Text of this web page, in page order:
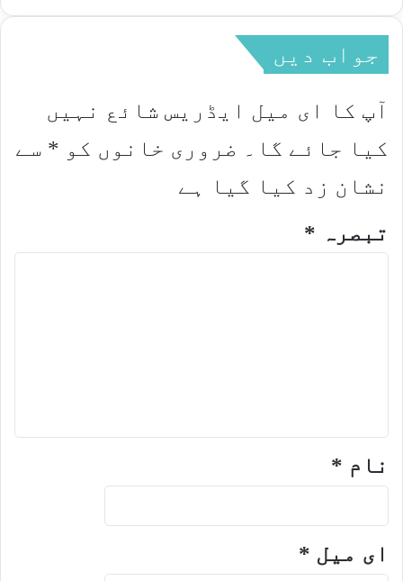
جواب دیں
آپ کا ای میل ایڈریس شائع نہیں
کیا جائے گا۔
ضروری خانوں کو * سے
نشان زد کیا گیا ہے
تبصرہ *
نام *
ای میل *